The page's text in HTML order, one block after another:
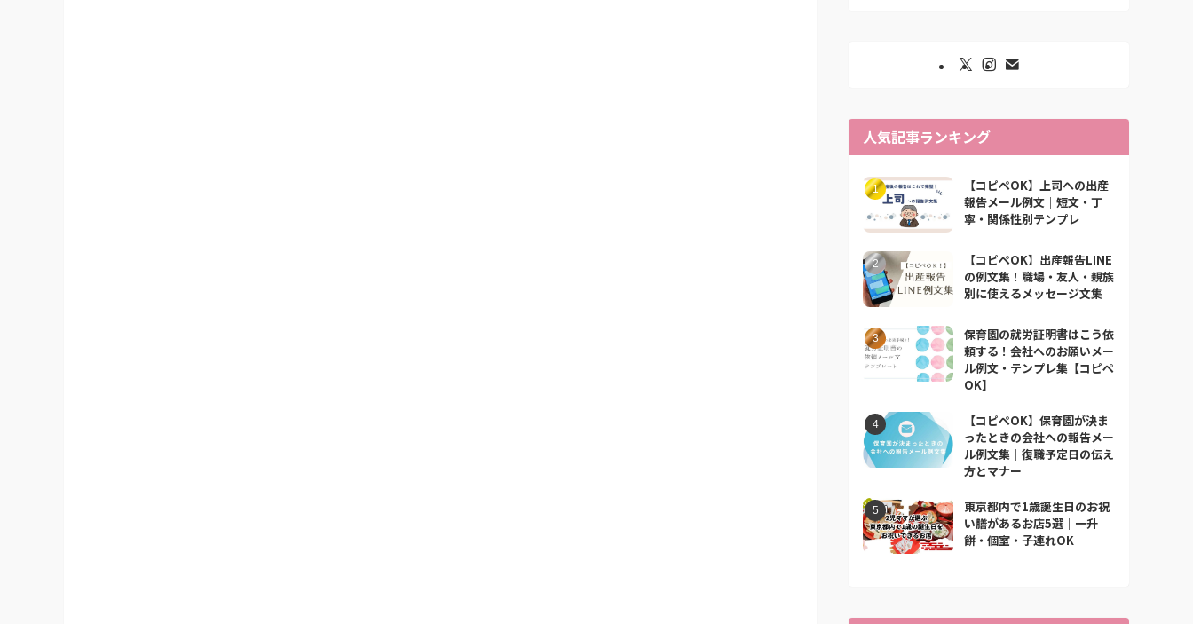
人気記事ランキング
【コピペOK】上司への出産
報告メール例文｜短文・丁
寧・関係性別テンプレ
【コピペOK】出産報告LINE
の例文集！職場・友人・親族
別に使えるメッセージ文集
保育園の就労証明書はこう依
頼する！会社へのお願いメー
ル例文・テンプレ集【コピペ
OK】
【コピペOK】保育園が決ま
ったときの会社への報告メー
ル例文集｜復職予定日の伝え
方とマナー
東京都内で1歳誕生日のお祝
い膳があるお店5選｜一升
餅・個室・子連れOK